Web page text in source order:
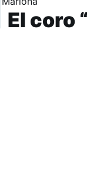
El coro